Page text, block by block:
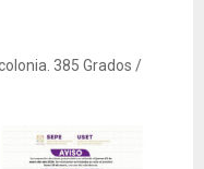
385 Grados /